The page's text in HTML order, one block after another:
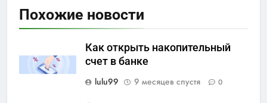
Похожие новости
Как открыть накопительный
счет в банке
lulu99
9 месяцев спустя 0